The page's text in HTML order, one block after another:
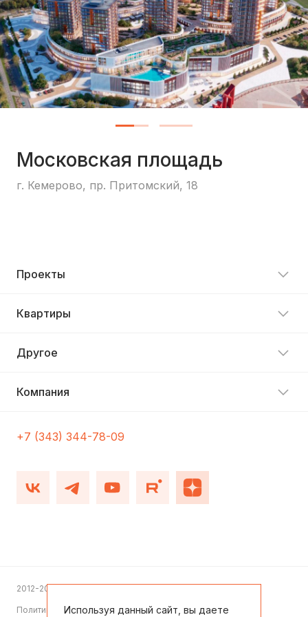
Московская площадь
г. Кемерово, пр. Притомский, 18
Используя данный сайт, вы даете
Проекты
Квартиры
Другое
Компания
+7 (343) 344-78-09
2012-2026
Политика конфиденциальности